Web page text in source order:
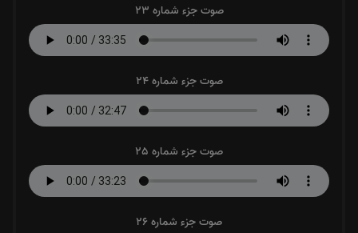
صوت جزء شماره 23
صوت جزء شماره 24
صوت جزء شماره 25
صوت جزء شماره 26